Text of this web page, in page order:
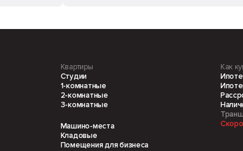
Квартиры
Студии
1-комнатные
2-комнатные
3-комнатные
Машино-места
Кладовые
Помещения для бизнеса
Как
Скоро